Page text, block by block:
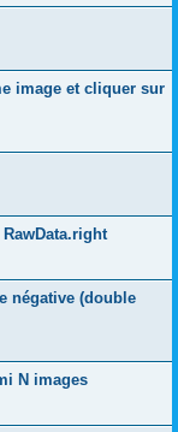
image et cliquer sur
négative (double
N images